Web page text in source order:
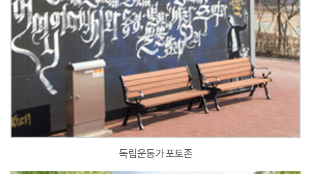
독립운동가 포토존